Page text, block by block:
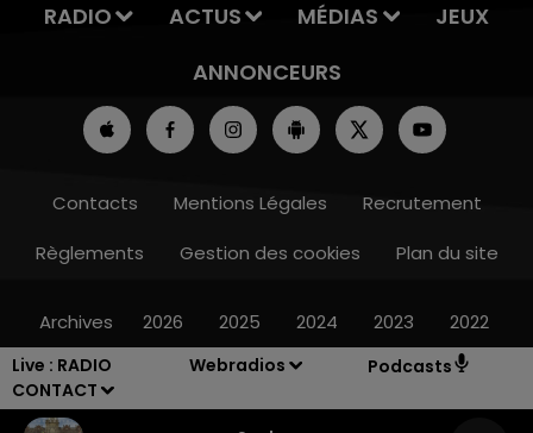
Live : RADIO
CONTACT
Webradios Podcasts
RADIO ACTUS MÉDIAS
JEUX
ANNONCEURS
Contacts Mentions Légales
Recrutement
Règlements
Gestion des cookies Plan du site
Archives 2026 2025 2024 2023 2022